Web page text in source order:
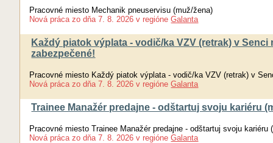
Pracovné miesto Mechanik pneuservisu (muž/žena)
Nová práca zo dňa 7. 8. 2026 v regióne Galanta
Každý piatok výplata - vodič/ka VZV (retrak) v
zabezpečené!
Pracovné miesto Každý piatok výplata - vodič/ka VZV (retrak) v
Nová práca zo dňa 7. 8. 2026 v regióne Galanta
Trainee Manažér predajne - odštartuj svoju kariéru
Pracovné miesto Trainee Manažér predajne - odštartuj svoju kariéru
Nová práca zo dňa 7. 8. 2026 v regióne Galanta